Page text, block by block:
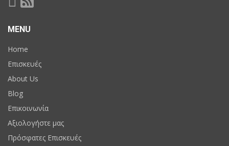
MENU
Home
Επισκευές
About Us
Blog
Επικοινωνία
Αξιολογήστε μας
Πρόσφατες Επισκευές